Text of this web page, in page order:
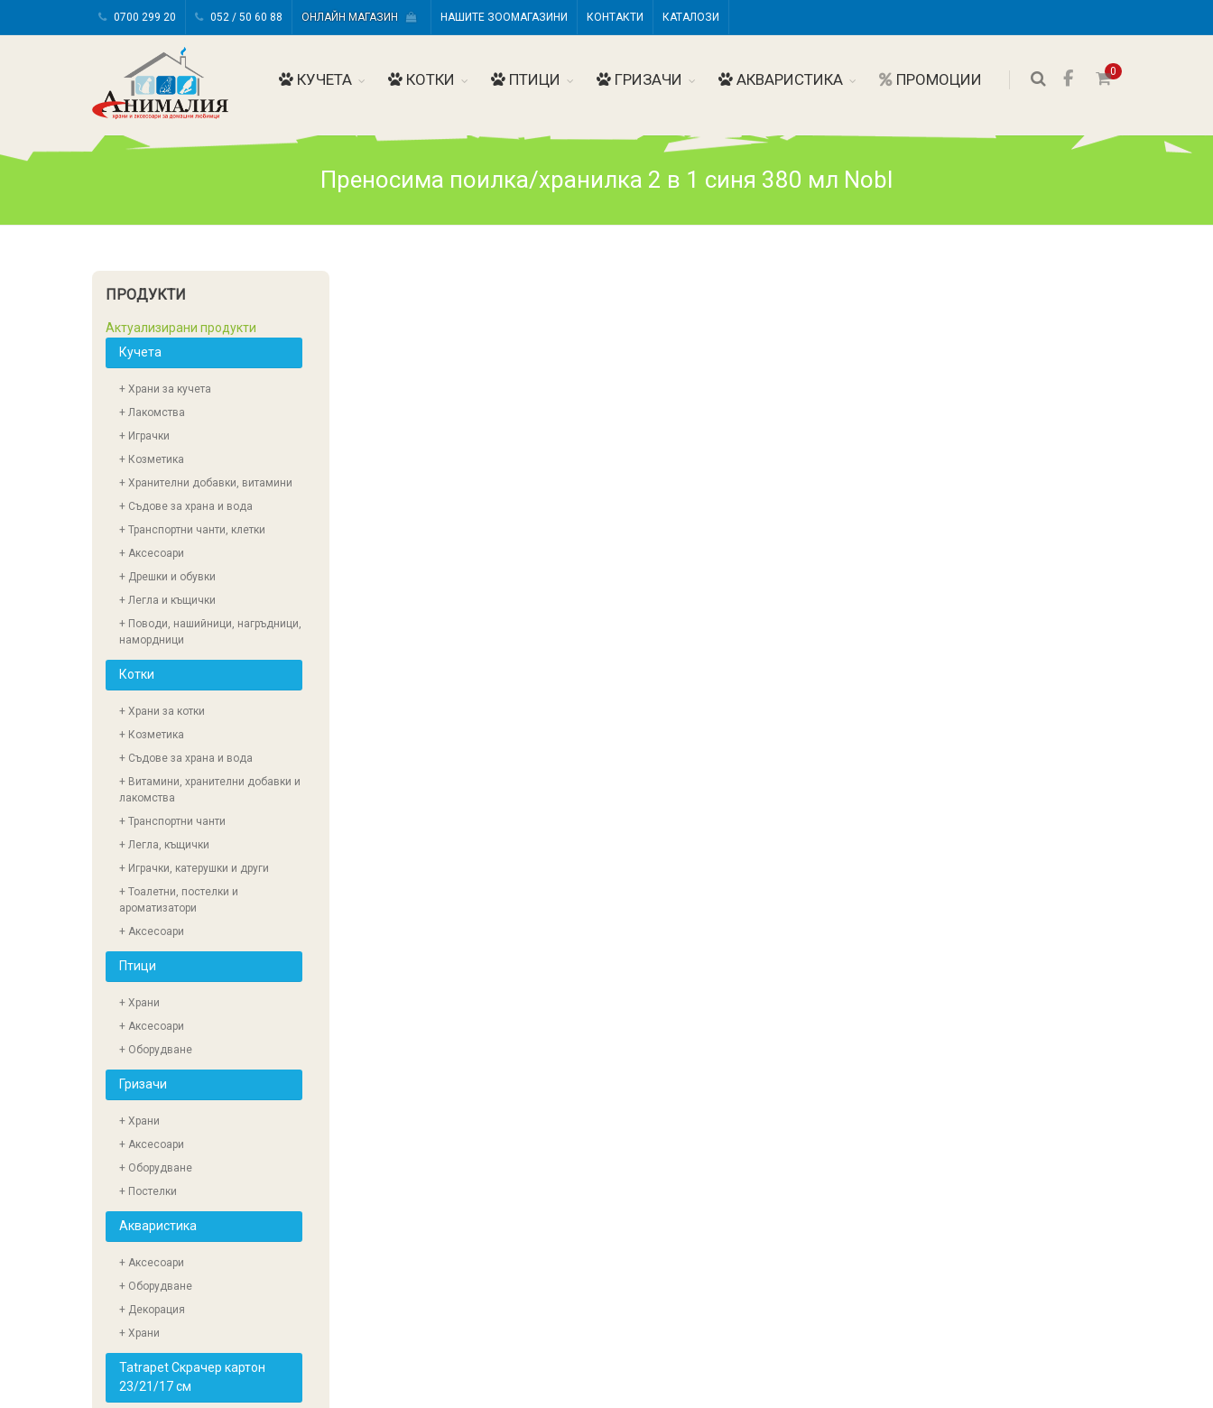
0700 299 20 052 / 50 60 88 ОНЛАЙН МАГАЗИН НАШИТЕ ЗООМАГАЗИНИ КОНТАКТИ КАТАЛОЗИ
0
КУЧЕТА КОТКИ ПТИЦИ ГРИЗАЧИ АКВАРИСТИКА ПРОМОЦИИ
Преносима поилка/хранилка 2 в 1 синя 380 мл Nobl
ПРОДУКТИ
Актуализирани продукти
Кучета
+ Храни за кучета
+ Лакомства
+ Играчки
+ Козметика
+ Хранителни добавки, витамини
+ Съдове за храна и вода
+ Транспортни чанти, клетки
+ Аксесоари
+ Дрешки и обувки
+ Легла и къщички
+ Поводи, нашийници, нагръдници,
намордници
Котки
+ Храни за котки
+ Козметика
+ Съдове за храна и вода
+ Витамини, хранителни добавки и
лакомства
+ Транспортни чанти
+ Легла, къщички
+ Играчки, катерушки и други
+ Тоалетни, постелки и
ароматизатори
+ Аксесоари
Птици
+ Храни
+ Аксесоари
+ Оборудване
Гризачи
+ Храни
+ Аксесоари
+ Оборудване
+ Постелки
Акваристика
+ Аксесоари
+ Оборудване
+ Декорация
+ Храни
Tatrapet Скрачер картон
23/21/17 см